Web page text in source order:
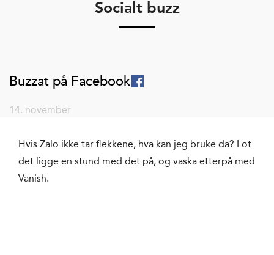
Socialt buzz
Buzzat på Facebook
14. november
Hvis Zalo ikke tar flekkene, hva kan jeg bruke da? Lot
det ligge en stund med det på, og vaska etterpå med
Vanish.